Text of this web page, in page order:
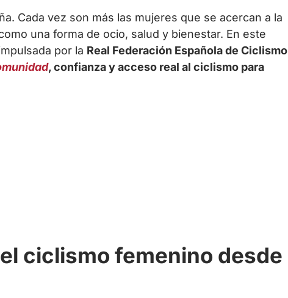
Cada vez son más las mujeres que se acercan a la
una forma de ocio, salud y bienestar. En este
por la Real Federación Española de Ciclismo
, confianza y acceso real al ciclismo para
ciclismo femenino desde